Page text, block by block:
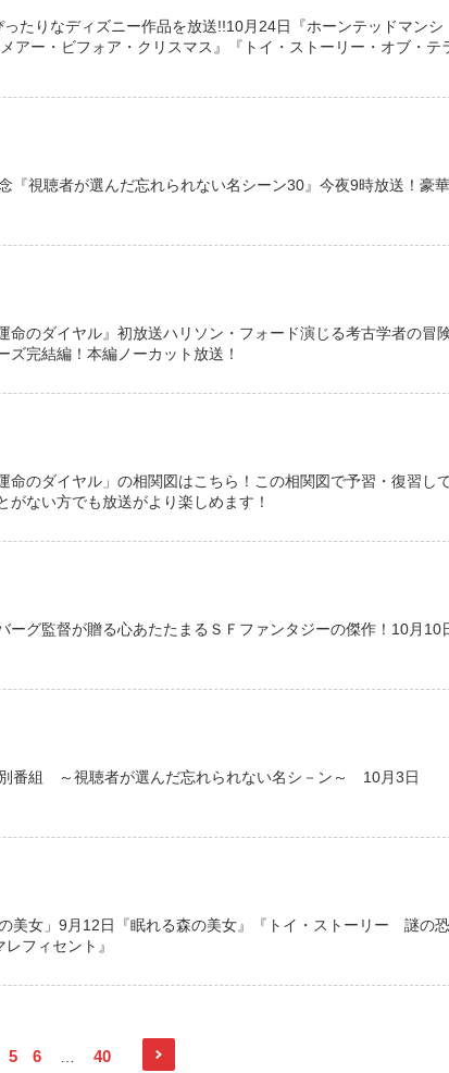
たりなディズニー作品を放送!!10月24日『ホーンテッドマンシ
アー・ビフォア・クリスマス』『トイ・ストーリー・オブ・テ
『視聴者が選んだ忘れられない名シーン30』今夜9時放送！豪華
命のダイヤル』初放送ハリソン・フォード演じる考古学者の冒
ズ完結編！本編ノーカット放送！
命のダイヤル」の相関図はこちら！この相関図で予習・復習し
がない方でも放送がより楽しめます！
ーグ監督が贈る心あたたまるＳＦファンタジーの傑作！10月10
番組 ～視聴者が選んだ忘れられない名シ－ン～ 10月3日
美女」9月12日『眠れる森の美女』『トイ・ストーリー 謎の恐
フィセント』
5 6 40